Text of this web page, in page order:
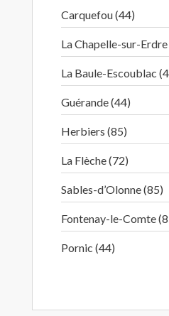
Carquefou (44)
La Chapelle-sur-
La Baule-Escoublac
Guérande (44)
Herbiers (85)
La Flèche (72)
Sables-d’Olonne (85)
Fontenay-le-Comte
Pornic (44)